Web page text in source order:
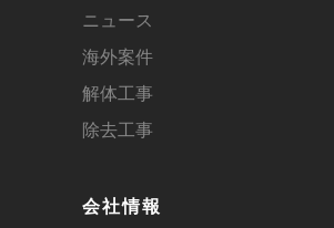
ニュース
海外案件
解体工事
除去工事
会社情報